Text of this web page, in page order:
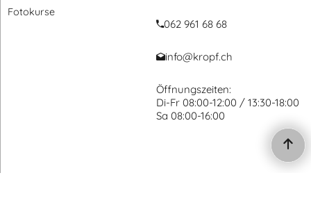
Fotokurse
062 961 68 68
info@kropf.ch
Öffnungszeiten:
Di-Fr 08:00-12:00 / 13:30-18:00
Sa 08:00-16:00